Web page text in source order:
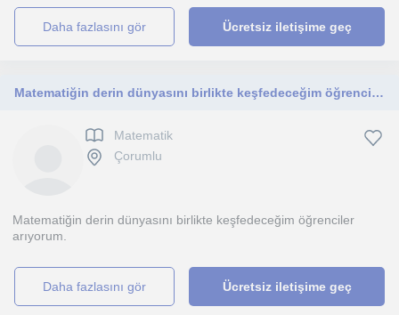
daha fazlasını gör Ücretsiz iletişime geç
Matematiğin derin dünyasını birlikte keşfedeceğim öğrenciler arıyorum
Matematik
Çorumlu
Matematiğin derin dünyasını birlikte keşfedeceğim öğrenciler
arıyorum.
daha fazlasını gör Ücretsiz iletişime geç